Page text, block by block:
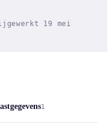
19 mei
1